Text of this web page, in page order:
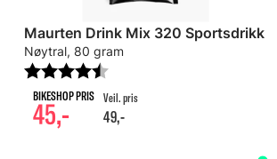
Maurten Drink Mix 320 Sportsdrikk
Nøytral, 80 gram
45,- 49,-
Karakter: